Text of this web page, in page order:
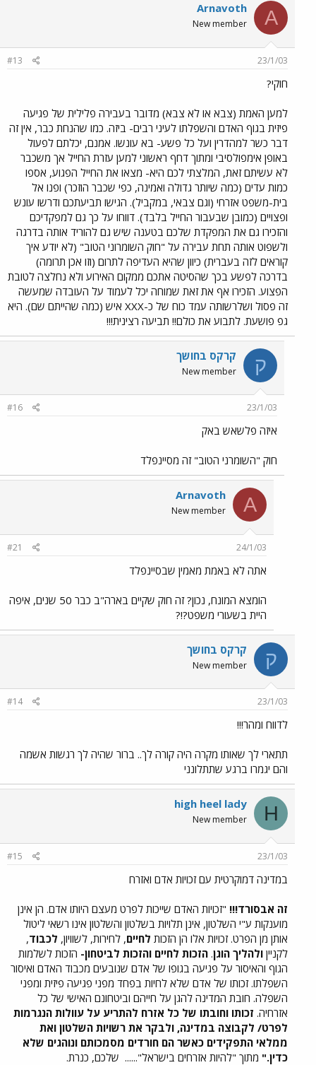
A
Arnavoth
New member
23/1/03
#13
חוקי?
למען האמת (צבא או לא צבא) מדובר בעבירה פלילית של פגיעה
פיזית בגוף האדם והשפלתו לעיני רבים- ביזה. כמו שהנחת כבר, אין זה
דבר כשר למהדרין ועל כל פשע- בא עונשו. אמנם, יכלתם לפעול
באופן אימפולסיבי ומתוך דחף ראשוני למען עזרת החייל אך משכבר
לא עשיתם זאת, המלצתי לכם היא- מצאו את החייל הפגוע, אספו
כמות עדים (כמה שיותר גדולה ואמינה, כפי שכבר הוזכר) ופנו אל
בית-משפט אזרחי (וגם צבאי, במקביל). הגישו תביעתכם ודרשו עונש
ופצויים (כמובן שבעבור החייל בלבד). דווחו על כך גם למפקדיכם
והזכירו גם את המפקדת שלכם בטענה שיש גם להוריד אותה בדרגה
ולשפוט אותה תחת עבירה על "חוק השומרוני הטוב" (לא יודע איך
קוראים לזה בעברית) כיוון שהיא העדיפה לתרום (וזו אכן תרומה)
בדרכה לפשע בכך שהסיטה אתכם ממקום האירוע ולא נחלצה לטובת
הפצוע. הזכירו אף את זאת שמוחה יכל לעמוד על העובדה שמעשה
זה פסול ושלרשותה עמד כוח של כ-XXX איש (כמה שהייתם שם). היא
גפ פושעת. לתבוע את כולם!! תביעה רצינית!!!
ק קרקס בחושך
New member
23/1/03
#16
איזה פלשאש באק
חוק "השומרני הטוב" זה מסיינפלד
A
Arnavoth
New member
24/1/03
#21
אתה לא באמת מאמין שבסיינפלד
הומצא המונח, נכון? זה חוק שקיים בארה"ב כבר 50 שנים, איפה
היית בשעורי משפט?!?
ק קרקס בחושך
New member
23/1/03
#14
לדווח ומהר!!!
תתארי לך שאותו מקרה היה קורה לך.. ברור שהיה לך רגשות אשמה
והם יגמרו ברגע שתתלונני
H
high heel lady
New member
23/1/03
#15
במדינה דמוקרטית עם זכויות אדם ואזרח
זה אבסורד!!! "זכויות האדם שייכות לפרט מעצם היותו אדם. הן אינן
מוענקות ע"י השלטון, אינן תלויות בשלטון והשלטון אינו רשאי ליטול
אותן מן הפרט. זכויות אלו הן הזכות לחיים, לחירות, לשוויון, לכבוד,
לקניין ולהליך הוגן. הזכות לחיים והזכות לביטחון- הזכות לשלמות
הגוף והאיסור על פגיעה בגופו של אדם שנובעים מכבוד האדם ואיסור
השפלתו. זכותו של אדם שלא לחיות בפחד מפני פגיעה פיזית ומפני
השפלה. חובת המדינה להגן על חייהם וביטחונם האישי של כל
אזרחיה. זכותו וחובתו של כל אזרח להתריע על עוולות הנגרמות
לפרט/ לקבוצה במדינה, ולבקר את רשויות השלטון ואת
ממלאי התפקידים כאשר הם חורדים מסמכותם ונוהגים שלא
כדין." מתוך "להיות אזרחים בישראל"...... שלכם, כנרת.